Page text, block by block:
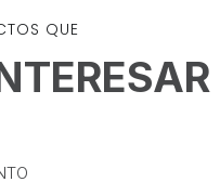
QUE